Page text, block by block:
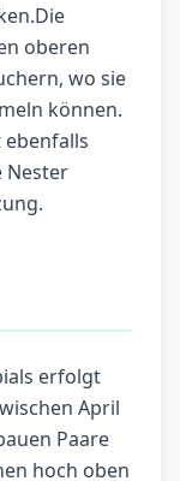
oberen
wo sie
können.
Nester
erfolgt
April
Paare
hoch oben